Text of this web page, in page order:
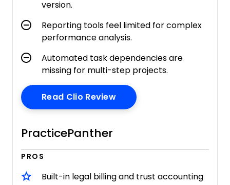
version.
Reporting tools feel limited for complex
performance analysis.
Automated task dependencies are
missing for multi-step projects.
Read Clio ReviewOpens New Window
PracticePanther
PROS
Built-in legal billing and trust accounting